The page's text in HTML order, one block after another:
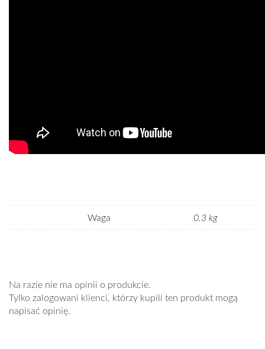
Waga 0.3 kg
Na razie nie ma opinii o produkcie.
Tylko zalogowani klienci, którzy kupili ten produkt mogą
napisać opinię.